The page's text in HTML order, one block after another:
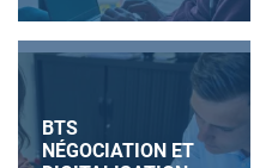
BTS
NÉGOCIATION ET